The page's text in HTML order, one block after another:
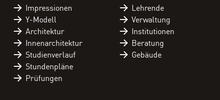
Downloads
Kontakt
Impressionen
Y-Modell
Architektur
Innenarchitektur
Studienverlauf
Stundenpläne
Prüfungen
Lehrende
Verwaltung
Institutionen
Beratung
Gebäude